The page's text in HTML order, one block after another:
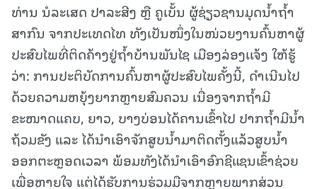
ທ່ານ ນໍລະເສດ ປາລະສີງ ຫຼື ຄູເບັ້ນ ຜູ້ຊ່ຽວຊານມຸດນໍ້າຖໍ້າ
ສາກົນ ຈາກປະເທດໄທ ທັງເປັນໜຶ່ງໃນໜ່ວຍງານຄົ້ນຫາຜູ້
ປະສົບໄພທີ່ຕິດຄ້າງຢູ່ຖໍ້າບ້ານພັນໄຊ ເມືອງລ່ອງເເຈ້ງ ໃຫ້ຮູ້
ວ່າ: ການປະຕິບັດການຄົ້ນຫາຜູ້ປະສົບໄພຄັ້ງນີ້, ດໍາເນີນໄປ
ດ້ວຍຄວາມຫຍຸ້ງຍາກຫຼາຍສົມຄວນ ເນື່ອງຈາກຖໍ້າມີ
ຂະໜາດແຄບ, ຍາວ, ບາງບ່ອນໄດ້ຄານເຂົ້າໄປ ປາກຖໍ້າມີນ້ຳ
ຖ້ວມຂັງ ແລະ ໄດ້ນໍາເອົາຈັກສູບນໍ້າມາຕິດຕັ້ງແລ້ວສູບນໍ້າ
ອອກຕະຫຼອດເວລາ ພ້ອມທັງໄດ້ນໍາເອົາອົກຊີແຊນເຂົ້າຊ່ວຍ
ເພື່ອຫາຍໃຈ ແຕ່ໄດ້ຮັບການຮ່ວມມືຈາກຫຼາຍພາກສ່ວນ